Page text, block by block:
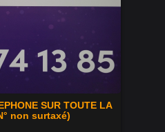
SUR TOUTE LA
non surtaxé)